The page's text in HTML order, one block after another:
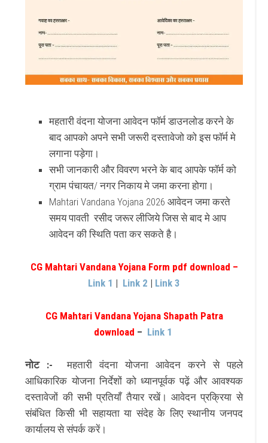
महतारी वंदना योजना आवेदन फॉर्म डाउनलोड करने के
बाद आपको अपने सभी जरूरी दस्तावेजो को इस फॉर्म मे
लगाना पड़ेगा।
सभी जानकारी और विवरण भरने के बाद आपके फॉर्म को
ग्राम पंचायत/ नगर निकाय मे जमा करना होगा।
Mahtari Vandana Yojana 2026 आवेदन जमा करते
समय पावती रसीद जरूर लीजिये जिस से बाद मे आप
आवेदन की स्थिति पता कर सकते है।
CG Mahtari Vandana Yojana Form pdf download –
Link 1 | Link 2 | Link 3
CG Mahtari Vandana Yojana Shapath Patra
download – Link 1
नोट :- महतारी वंदना योजना आवेदन करने से पहले
आधिकारिक योजना निर्देशों को ध्यानपूर्वक पढ़ें और आवश्यक
दस्तावेजों की सभी प्रतियाँ तैयार रखें। आवेदन प्रक्रिया से
संबंधित किसी भी सहायता या संदेह के लिए स्थानीय जनपद
कार्यालय से संपर्क करें।